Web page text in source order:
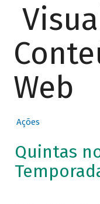
Web
Ações
Quintas